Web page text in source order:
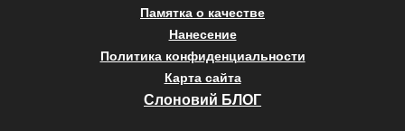
Памятка о качестве
Нанесение
Политика конфиденциальности
Карта сайта
Слоновий БЛОГ